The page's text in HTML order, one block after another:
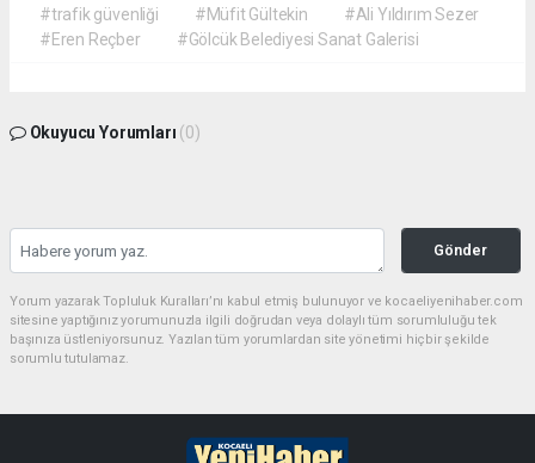
#trafik güvenliği
#Müfit Gültekin
#Ali Yıldırım Sezer
#Eren Reçber
#Gölcük Belediyesi Sanat Galerisi
Okuyucu Yorumları (0)
Gönder
Yorum yazarak Topluluk Kuralları’nı kabul etmiş bulunuyor ve kocaeliyenihaber.com
sitesine yaptığınız yorumunuzla ilgili doğrudan veya dolaylı tüm sorumluluğu tek
başınıza üstleniyorsunuz. Yazılan tüm yorumlardan site yönetimi hiçbir şekilde
sorumlu tutulamaz.